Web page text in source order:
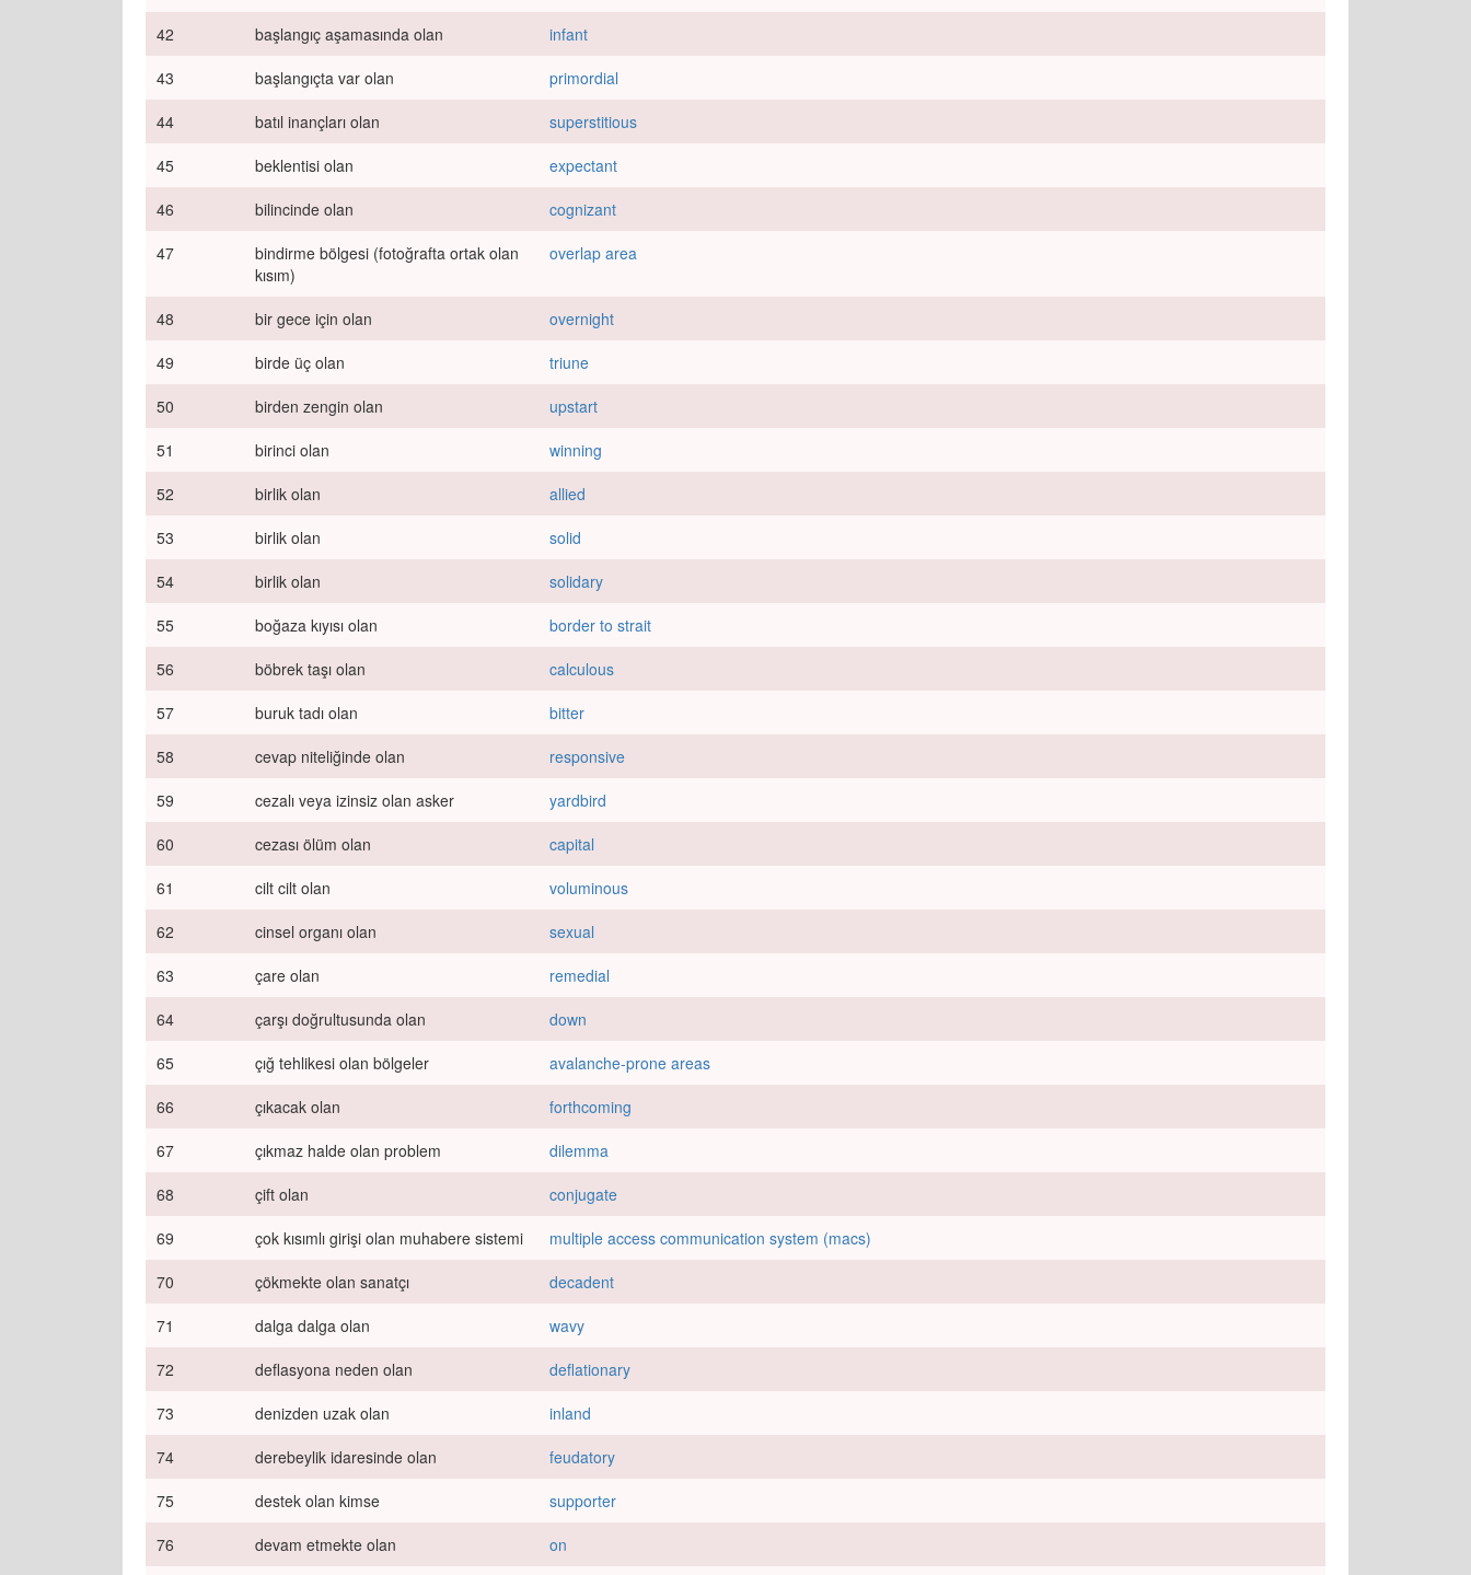
42
başlangıç aşamasında olan
infant
43
başlangıçta var olan
primordial
44
batıl inançları olan
superstitious
45
beklentisi olan
expectant
46
bilincinde olan
cognizant
47
bindirme bölgesi (fotoğrafta ortak olan
kısım)
overlap area
48 bir gece için olan
overnight
49
birde üç olan
triune
50
birden zengin olan
upstart
51
birinci olan
winning
52
birlik olan
allied
53
birlik olan
solid
54
birlik olan
solidary
55
boğaza kıyısı olan
border to strait
56
böbrek taşı olan
calculous
57
buruk tadı olan
bitter
58
cevap niteliğinde olan
responsive
59
cezalı veya izinsiz olan asker
yardbird
60
cezası ölüm olan
capital
61
cilt cilt olan
voluminous
62
cinsel organı olan
sexual
63
çare olan
remedial
64
çarşı doğrultusunda olan
down
65
çığ tehlikesi olan bölgeler
avalanche-prone areas
66
çıkacak olan
forthcoming
67
çıkmaz halde olan problem
dilemma
68
çift olan
conjugate
69
çok kısımlı girişi olan muhabere sistemi
multiple access communication system (macs)
70
çökmekte olan sanatçı
decadent
71
dalga dalga olan
wavy
72
deflasyona neden olan
deflationary
73
denizden uzak olan
inland
74
derebeylik idaresinde olan
feudatory
75
destek olan kimse
supporter
76
devam etmekte olan on